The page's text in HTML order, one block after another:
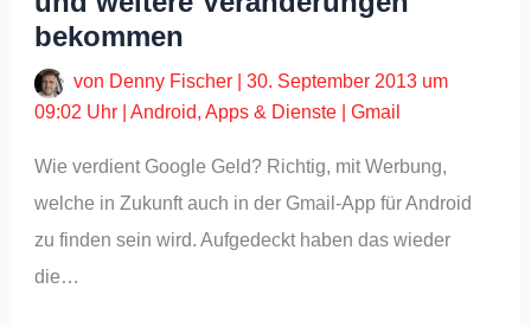
bekommen
von Denny Fischer |30. September 2013 um
09:02 Uhr |Android,Apps & Dienste |Gmail
Wie verdient Google Geld? Richtig, mit Werbung,
welche in Zukunft auch in der Gmail-App für Android
zu finden sein wird. Aufgedeckt haben das wieder
die…